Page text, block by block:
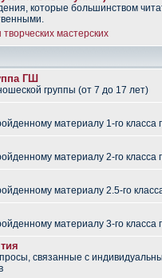
которые большинством
мастерских
ГШ
группы (от 7 до 17 лет)
материалу 1-го класса
материалу 2-го класса
материалу 2.5-го
материалу 3-го класса
связанные с